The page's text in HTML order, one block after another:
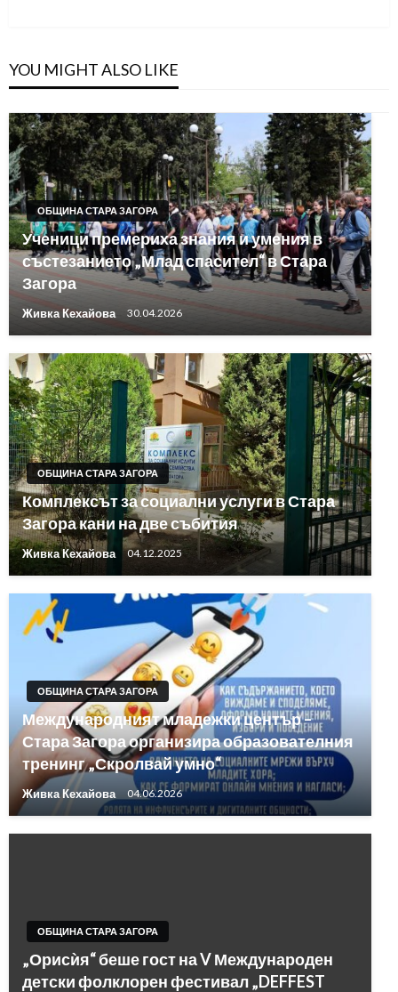
YOU MIGHT ALSO LIKE
ОБЩИНА СТАРА ЗАГОРА
Ученици премериха знания и умения в
състезанието „Млад спасител“ в Стара
Загора
Живка Кехайова 30.04.2026
ОБЩИНА СТАРА ЗАГОРА
Комплексът за социални услуги в Стара
Загора кани на две събития
Живка Кехайова 04.12.2025
ОБЩИНА СТАРА ЗАГОРА
Международният младежки център –
Стара Загора организира образователния
тренинг „Скролвай умно“
Живка Кехайова 04.06.2026
ОБЩИНА СТАРА ЗАГОРА
„Орисѝя“ беше гост на V Международен
детски фолклорен фестивал „DEFFEST